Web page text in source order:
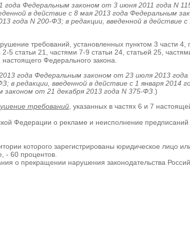
года Федеральным законом от 3 июня 2011 года N
в действие с 8 мая 2013 года Федеральным
года N 200-ФЗ; в редакции, введенной в действие
требований, установленных пунктом 3 части
5 статьи 21, частями 7-9 статьи 24, статьей 25,
Федерального закона.
года Федеральным законом от 23 июля 2013
в редакции, введенной в действие с 1 января 2014
законом от 21 декабря 2013 года N 375-ФЗ .)
требований , указанных в частях 6 и 7
Федерации о рекламе и неисполнение
которого зарегистрированы юридическое лицо
- 60 процентов.
о прекращении нарушения законодательства